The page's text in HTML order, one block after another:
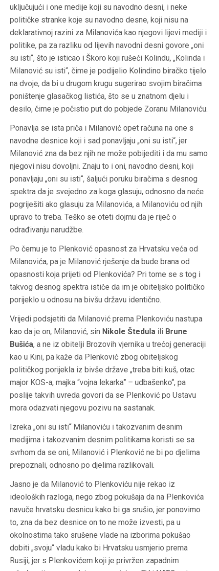
uključujući i one medije koji su navodno desni, i neke
političke stranke koje su navodno desne, koji nisu na
deklarativnoj razini za Milanovića kao njegovi lijevi mediji i
politike, pa za razliku od lijevih navodni desni govore „oni
su isti“, što je isticao i Škoro koji rušeći Kolindu, „Kolinda i
Milanović su isti“, čime je podijelio Kolindino biračko tijelo
na dvoje, da bi u drugom krugu sugerirao svojim biračima
poništenje glasačkog listića, što se u znatnom djelu i
desilo, čime je počistio put do pobjede Zoranu Milanoviću.
Ponavlja se ista priča i Milanović opet računa na one s
navodne desnice koji i sad ponavljaju „oni su isti“, jer
Milanović zna da bez njih ne može pobijediti i da mu samo
njegovi nisu dovoljni. Znaju to i oni, navodno desni, koji
ponavljaju „oni su isti“, šaljući poruku biračima s desnog
spektra da je svejedno za koga glasuju, odnosno da neće
pogriješiti ako glasuju za Milanovića, a Milanoviću od njih
upravo to treba. Teško se oteti dojmu da je riječ o
odrađivanju narudžbe.
Po čemu je to Plenković opasnost za Hrvatsku veća od
Milanovića, pa je Milanović rješenje da bude brana od
opasnosti koja prijeti od Plenkovića? Pri tome se s tog i
takvog desnog spektra ističe da im je obiteljsko političko
porijeklo u odnosu na bivšu državu identično.
Vrijedi podsjetiti da Milanović prema Plenkoviću nastupa
kao da je on, Milanović, sin Nikole Štedula ili Brune
Bušića, a ne iz obitelji Brozovih vjernika u trećoj generaciji
kao u Kini, pa kaže da Plenković zbog obiteljskog
političkog porijekla iz bivše države „treba biti kuš, otac
major KOS-a, majka “vojna lekarka” – udbašenko“, pa
poslije takvih uvreda govori da se Plenković po Ustavu
mora odazvati njegovu pozivu na sastanak.
Izreka „oni su isti“ Milanoviću i takozvanim desnim
medijima i takozvanim desnim politikama koristi se sa
svrhom da se oni, Milanović i Plenković ne bi po djelima
prepoznali, odnosno po djelima razlikovali.
Jasno je da Milanović to Plenkoviću nije rekao iz
ideoloških razloga, nego zbog pokušaja da na Plenkovića
navuče hrvatsku desnicu kako bi ga srušio, jer ponovimo
to, zna da bez desnice on to ne može izvesti, pa u
okolnostima tako srušene vlade na izborima pokušao
dobiti „svoju“ vladu kako bi Hrvatsku usmjerio prema
Rusiji, jer s Plenkovićem koji je privržen zapadnim